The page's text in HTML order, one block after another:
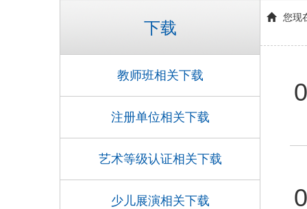
下载
教师班相关下载
注册单位相关下载
艺术等级认证相关下载
少儿展演相关下载
您现